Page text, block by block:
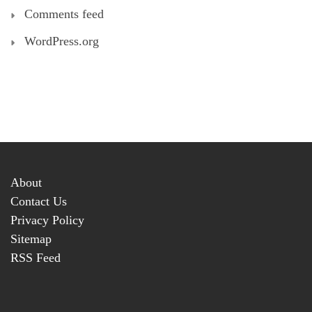
Comments feed
WordPress.org
About
Contact Us
Privacy Policy
Sitemap
RSS Feed